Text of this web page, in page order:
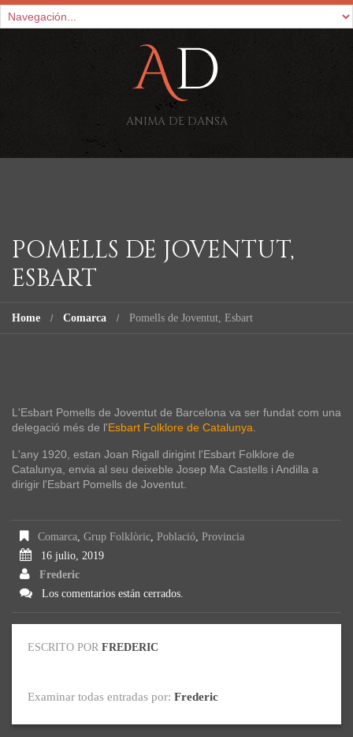
ANIMA DE DANSA
POMELLS DE JOVENTUT,
ESBART
Home Comarca Pomells de Joventut, Esbart
L'Esbart Pomells de Joventut de Barcelona va ser fundat com una
delegació més de l'Esbart Folklore de Catalunya
L'any 1920, estan Joan Rigall dirigint l'Esbart Folklore de
Catalunya, envia al seu deixeble Josep Ma Castells i Andilla a
dirigir l'Esbart Pomells de Joventut.
Comarca, Grup Folklòric, Població, Provincia
16 julio, 2019
Frederic
Los comentarios están cerrados.
ESCRITO POR FREDERIC
Examinar todas entradas por: Frederic